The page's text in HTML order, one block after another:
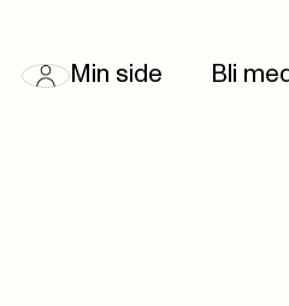
Min side Bli